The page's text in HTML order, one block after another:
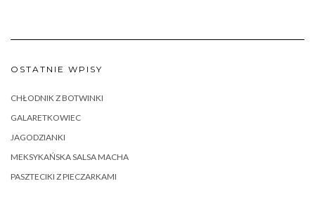
OSTATNIE WPISY
CHŁODNIK Z BOTWINKI
GALARETKOWIEC
JAGODZIANKI
MEKSYKAŃSKA SALSA MACHA
PASZTECIKI Z PIECZARKAMI